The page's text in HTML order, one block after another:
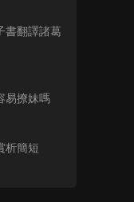
書翻譯諸葛
易撩妹嗎
析簡短